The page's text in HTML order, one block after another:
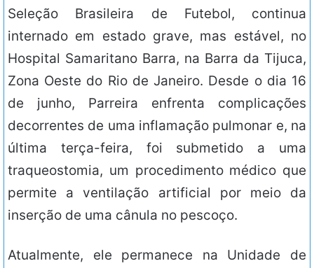
Seleção Brasileira de Futebol, continua
internado em estado grave, mas estável, no
Hospital Samaritano Barra, na Barra da Tijuca,
Zona Oeste do Rio de Janeiro. Desde o dia 16
de junho, Parreira enfrenta complicações
decorrentes de uma inflamação pulmonar e, na
última terça-feira, foi submetido a uma
traqueostomia, um procedimento médico que
permite a ventilação artificial por meio da
inserção de uma cânula no pescoço.
Atualmente, ele permanece na Unidade de